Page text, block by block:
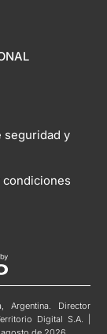
seguridad y
Argentina. Director
Digital S.A. |